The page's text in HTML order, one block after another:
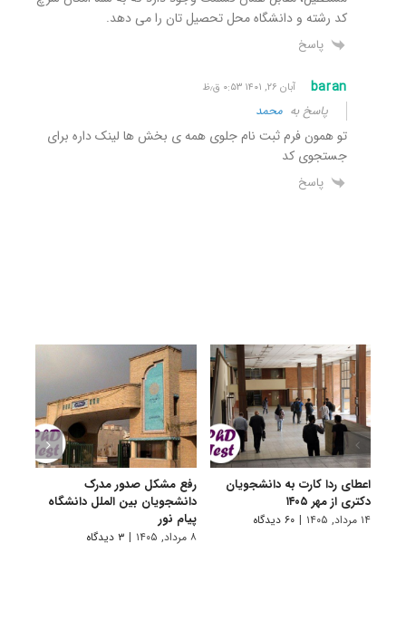
کد رشته و دانشگاه محل تحصیل تان را می دهد.
پاسخ
baran آبان ۲۶, ۱۴۰۱ ۰:۵۳ ق٫ظ
پاسخ به محمد
تو همون فرم ثبت نام جلوی همه ی بخش ها لینک داره برای
جستجوی کد
پاسخ
اعطای ردا کارت به دانشجویان
دکتری از مهر ۱۴۰۵
۱۴ مرداد, ۱۴۰۵ | ۶۰ دیدگاه
رفع مشکل صدور مدرک
دانشجویان بین الملل دانشگاه
پیام نور
۸ مرداد, ۱۴۰۵ | ۳ دیدگاه